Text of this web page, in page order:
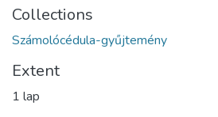
Collections
Számolócédula-gyűjtemény
Extent
1 lap